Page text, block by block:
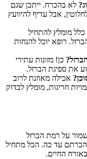
לא בהכרח. ייתכן שגם
אבל עדיף להיוועץ
מומלץ להתחיל
רופא יוכל להנחות
כן! מזונות עתירי
את ספיגת הברזל.
אכילה מאוזנת לרוב
חריגות, מומלץ לבדוק
על רמת הברזל
עד כה. הכל מתחיל
החיים.